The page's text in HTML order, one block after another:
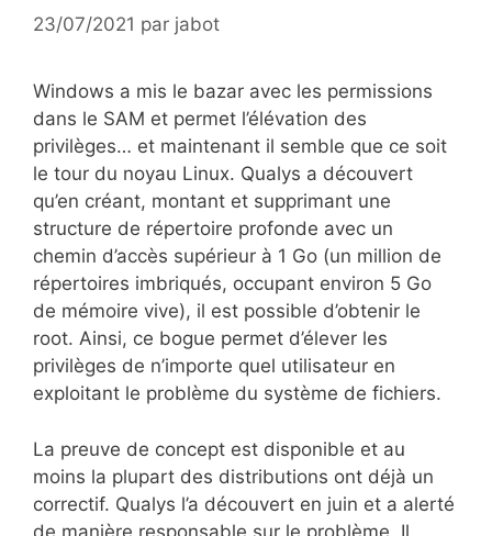
23/07/2021 par jabot
Windows a mis le bazar avec les permissions
dans le SAM et permet l’élévation des
privilèges… et maintenant il semble que ce soit
le tour du noyau Linux. Qualys a découvert
qu’en créant, montant et supprimant une
structure de répertoire profonde avec un
chemin d’accès supérieur à 1 Go (un million de
répertoires imbriqués, occupant environ 5 Go
de mémoire vive), il est possible d’obtenir le
root. Ainsi, ce bogue permet d’élever les
privilèges de n’importe quel utilisateur en
exploitant le problème du système de fichiers.
La preuve de concept est disponible et au
moins la plupart des distributions ont déjà un
correctif. Qualys l’a découvert en juin et a alerté
de manière responsable sur le problème. Il